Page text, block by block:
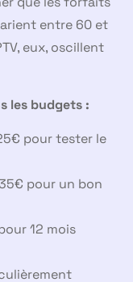
entre 60 et
eux, oscillent
les budgets :
pour tester le
pour un bon
12 mois